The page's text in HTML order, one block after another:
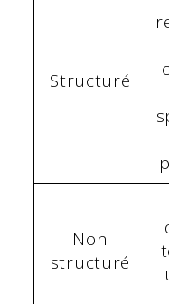
Structuré
Non
structuré